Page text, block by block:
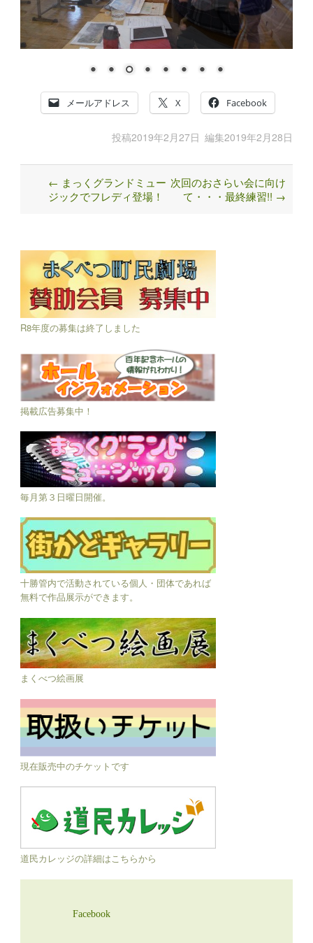
メールアドレス X Facebook
投稿2019年2月27日 編集2019年2月28日
Post
navigation
← まっくグランドミュー
ジックでフレディ登場！
次回のおさらい会に向け
て・・・最終練習!! →
R8年度の募集は終了しました
掲載広告募集中！
毎月第３日曜日開催。
十勝管内で活動されている個人・団体であれば
無料で作品展示ができます。
まくべつ絵画展
現在販売中のチケットです
道民カレッジの詳細はこちらから
Facebook